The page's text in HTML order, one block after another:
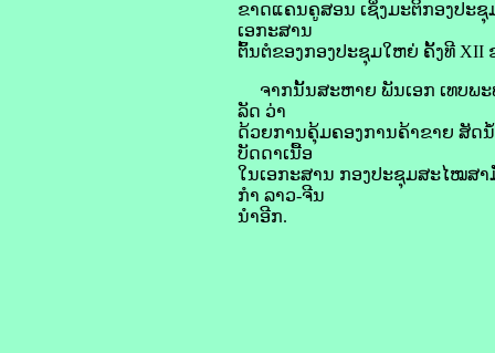
ຂາດແຄນຄູສອນ ເຊິ່ງມະຕິກອງປະ
ເອກະສານ
ຕົ້ນຕໍຂອງກອງປະຊຸມໃຫຍ່ ຄັ້ງທີ XII
ຈາກນັ້ນສະຫາຍ ພັນເອກ ເທບພະ
ລັດ ວ່າ
ດ້ວຍການຄຸ້ມຄອງການຄ້າຂາຍ ສັດ
ບັດດາເນື້ອ
ໃນເອກະສານ ກອງປະຊຸມສະໄໝສ
ກໍາ ລາວ-ຈີນ
ນໍາອີກ.